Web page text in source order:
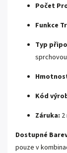
Počet
Funkce
Typ
Kód
Záruka:
Dostupné
pouze v